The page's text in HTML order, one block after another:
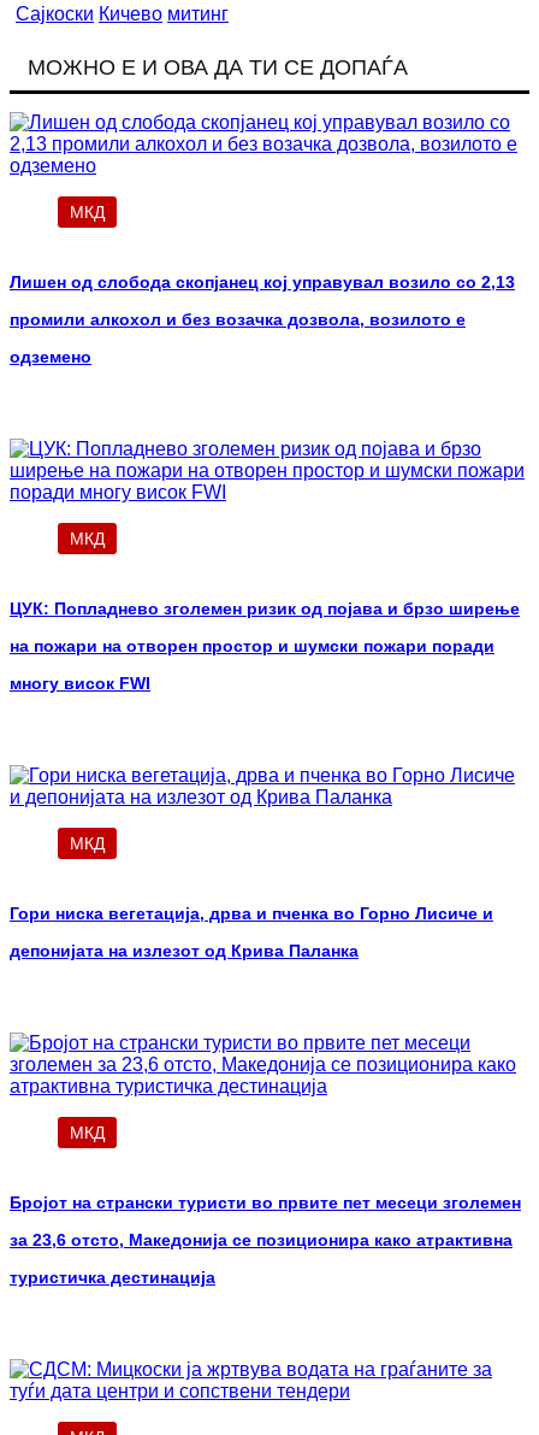
Сајкоски Кичево митинг
МОЖНО Е И ОВА ДА ТИ СЕ ДОПАЃА
МКД
Лишен од слобода скопјанец кој управувал возило со 2,13
промили алкохол и без возачка дозвола, возилото е
одземено
МКД
ЦУК: Попладнево зголемен ризик од појава и брзо ширење
на пожари на отворен простор и шумски пожари поради
многу висок FWI
МКД
Гори ниска вегетација, дрва и пченка во Горно Лисиче и
депонијата на излезот од Крива Паланка
МКД
Бројот на странски туристи во првите пет месеци зголемен
за 23,6 отсто, Македонија се позиционира како атрактивна
туристичка дестинација